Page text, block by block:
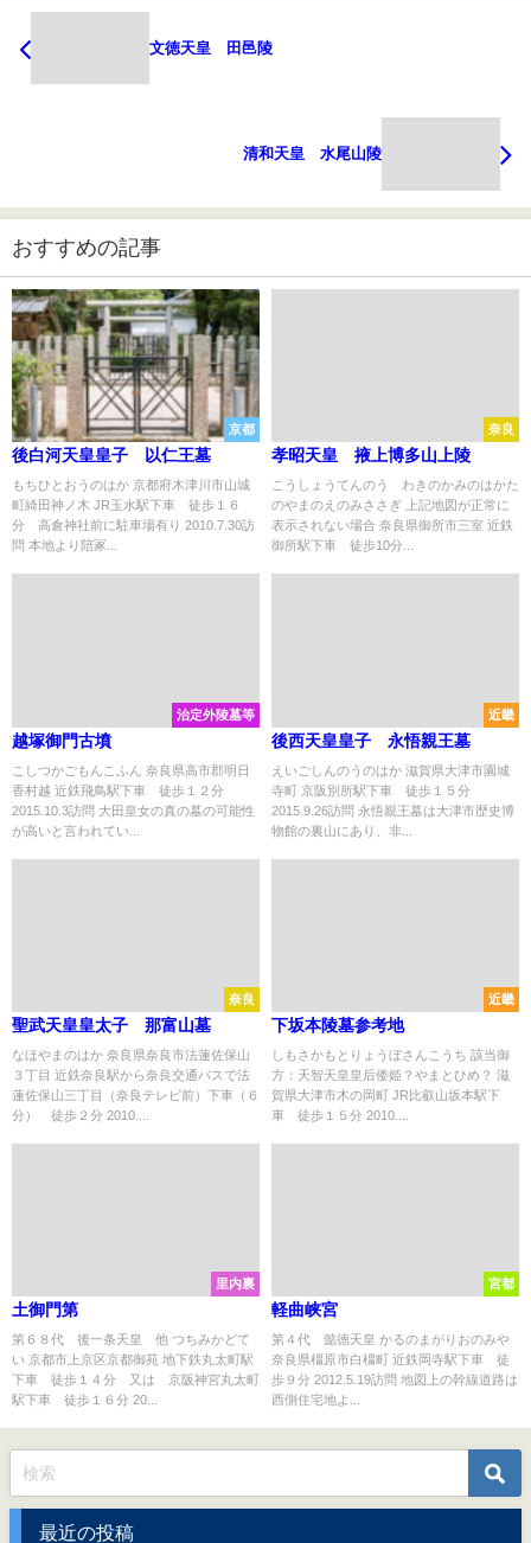
文徳天皇 田邑陵
清和天皇 水尾山陵
おすすめの記事
京都
後白河天皇皇子 以仁王墓
もちひとおうのはか 京都府木津川市山城
町綺田神ノ木 JR玉水駅下車 徒歩１６
分 高倉神社前に駐車場有り 2010.7.30訪
問 本地より陪冢...
奈良
孝昭天皇 掖上博多山上陵
こうしょうてんのう わきのかみのはかた
のやまのえのみささぎ 上記地図が正常に
表示されない場合 奈良県御所市三室 近鉄
御所駅下車 徒歩10分...
治定外陵墓等
越塚御門古墳
こしつかごもんこふん 奈良県高市郡明日
香村越 近鉄飛鳥駅下車 徒歩１２分
2015.10.3訪問 大田皇女の真の墓の可能性
が高いと言われてい...
近畿
後西天皇皇子 永悟親王墓
えいごしんのうのはか 滋賀県大津市園城
寺町 京阪別所駅下車 徒歩１５分
2015.9.26訪問 永悟親王墓は大津市歴史博
物館の裏山にあり、非...
奈良
聖武天皇皇太子 那富山墓
なほやまのはか 奈良県奈良市法蓮佐保山
３丁目 近鉄奈良駅から奈良交通バスで法
蓮佐保山三丁目（奈良テレビ前）下車（６
分） 徒歩２分 2010....
近畿
下坂本陵墓参考地
しもさかもとりょうぼさんこうち 該当御
方：天智天皇皇后倭姫？やまとひめ？ 滋
賀県大津市木の岡町 JR比叡山坂本駅下
車 徒歩１５分 2010....
里内裏
土御門第
第６８代 後一条天皇 他 つちみかどて
い 京都市上京区京都御苑 地下鉄丸太町駅
下車 徒歩１４分 又は 京阪神宮丸太町
駅下車 徒歩１６分 20...
宮都
軽曲峡宮
第４代 懿徳天皇 かるのまがりおのみや
奈良県橿原市白橿町 近鉄岡寺駅下車 徒
歩９分 2012.5.19訪問 地図上の幹線道路は
西側住宅地よ...
最近の投稿